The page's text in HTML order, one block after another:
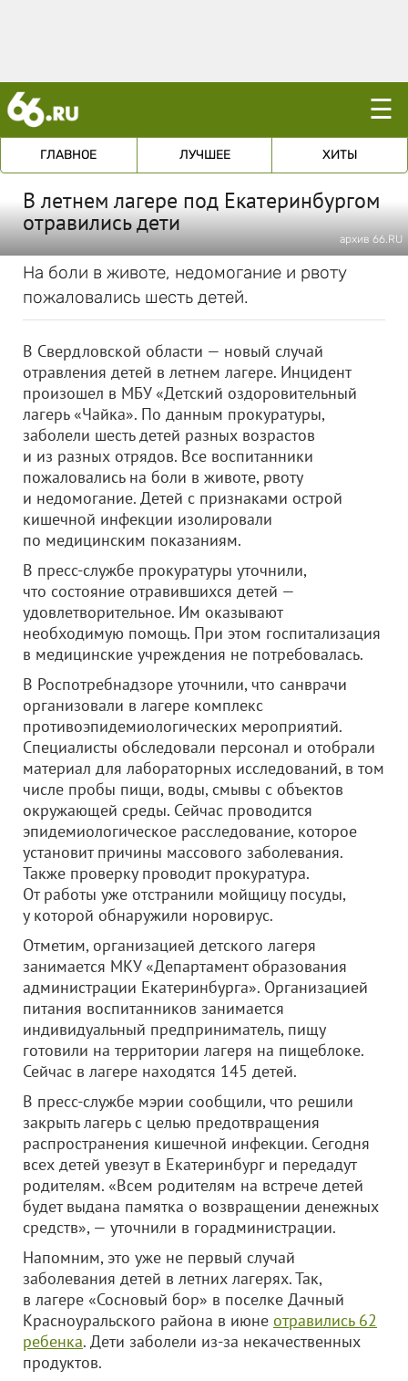
☰
ГЛАВНОЕ ЛУЧШЕЕ ХИТЫ
В летнем лагере под Екатеринбургом
отравились дети
архив 66.RU
На боли в животе, недомогание и рвоту
пожаловались шесть детей.
В Свердловской области — новый случай
отравления детей в летнем лагере. Инцидент
произошел в МБУ «Детский оздоровительный
лагерь «Чайка». По данным прокуратуры,
заболели шесть детей разных возрастов
и из разных отрядов. Все воспитанники
пожаловались на боли в животе, рвоту
и недомогание. Детей с признаками острой
кишечной инфекции изолировали
по медицинским показаниям.
В пресс-службе прокуратуры уточнили,
что состояние отравившихся детей —
удовлетворительное. Им оказывают
необходимую помощь. При этом госпитализация
в медицинские учреждения не потребовалась.
В Роспотребнадзоре уточнили, что санврачи
организовали в лагере комплекс
противоэпидемиологических мероприятий.
Специалисты обследовали персонал и отобрали
материал для лабораторных исследований, в том
числе пробы пищи, воды, смывы с объектов
окружающей среды. Сейчас проводится
эпидемиологическое расследование, которое
установит причины массового заболевания.
Также проверку проводит прокуратура.
От работы уже отстранили мойщицу посуды,
у которой обнаружили норовирус.
Отметим, организацией детского лагеря
занимается МКУ «Департамент образования
администрации Екатеринбурга». Организацией
питания воспитанников занимается
индивидуальный предприниматель, пищу
готовили на территории лагеря на пищеблоке.
Сейчас в лагере находятся 145 детей.
В пресс-службе мэрии сообщили, что решили
закрыть лагерь с целью предотвращения
распространения кишечной инфекции. Сегодня
всех детей увезут в Екатеринбург и передадут
родителям. «Всем родителям на встрече детей
будет выдана памятка о возвращении денежных
средств», — уточнили в горадминистрации.
Напомним, это уже не первый случай
заболевания детей в летних лагерях. Так,
в лагере «Сосновый бор» в поселке Дачный
Красноуральского района в июне отравились 62
ребенка. Дети заболели из-за некачественных
продуктов.